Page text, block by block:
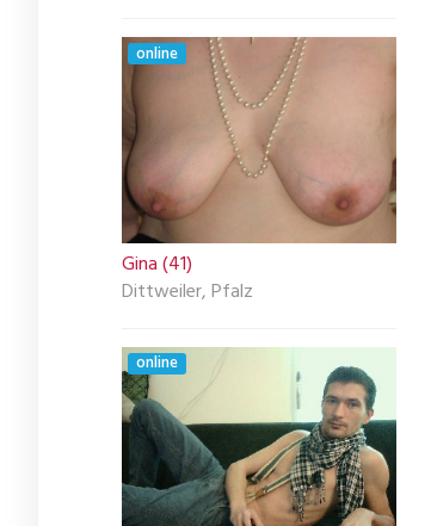
online
Gina (41)
Dittweiler, Pfalz
online